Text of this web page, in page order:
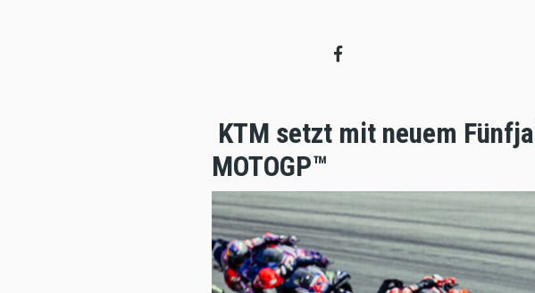
KTM setzt mit neuem
MOTOGP™